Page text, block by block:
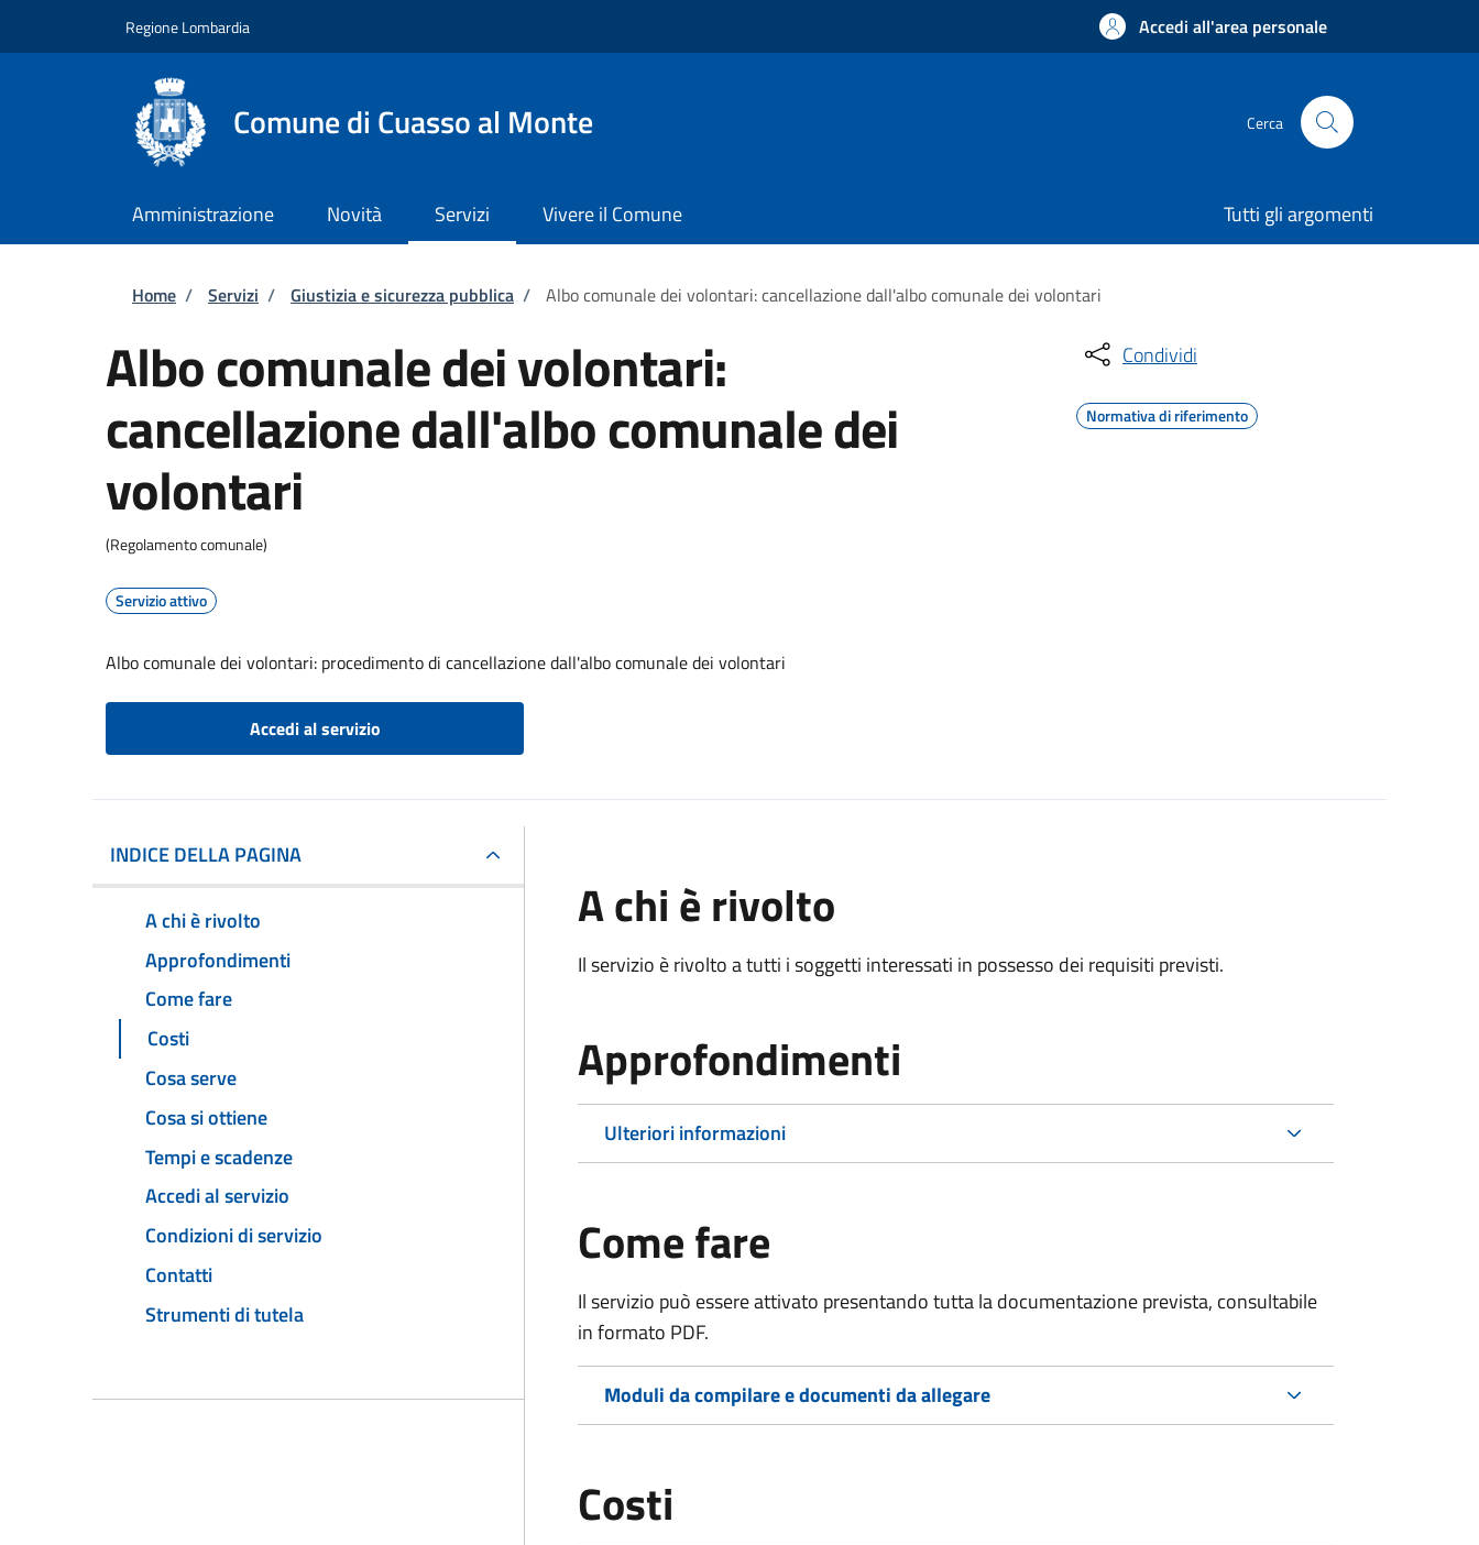
Regione Lombardia Accedi all'area personale
Comune di Cuasso al Monte Cerca
Amministrazione Novità Servizi Vivere il Comune Tutti gli argomenti
Briciole di pane
Home / Servizi / Giustizia e sicurezza pubblica / Albo comunale dei volontari: cancellazione dall'albo comunale dei volontari
Albo comunale dei volontari:
cancellazione dall'albo comunale dei
volontari
(Regolamento comunale)
Servizio attivo
Albo comunale dei volontari: procedimento di cancellazione dall'albo comunale dei volontari
Accedi al servizio
Condividi
Normativa di riferimento
INDICE DELLA PAGINA
A chi è rivolto
Approfondimenti
Come fare
Costi
Cosa serve
Cosa si ottiene
Tempi e scadenze
Accedi al servizio
Condizioni di servizio
Contatti
Strumenti di tutela
A chi è rivolto
Il servizio è rivolto a tutti i soggetti interessati in possesso dei requisiti previsti.
Approfondimenti
Ulteriori informazioni
Come fare
Il servizio può essere attivato presentando tutta la documentazione prevista, consultabile
in formato PDF.
Moduli da compilare e documenti da allegare
Costi